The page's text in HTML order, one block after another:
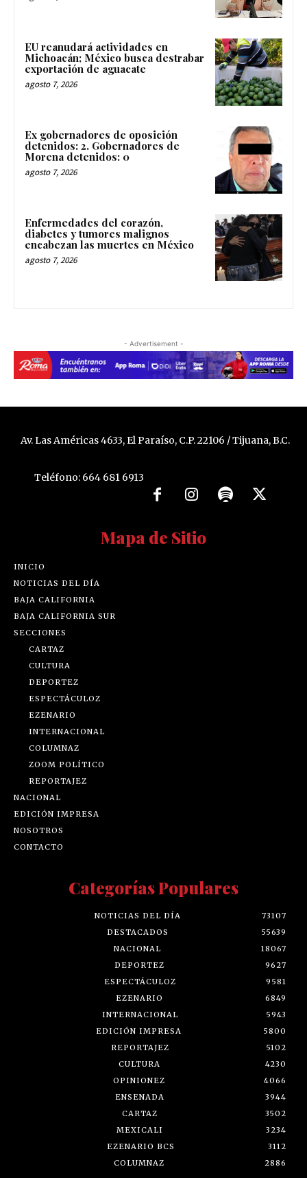
EU reanudará actividades en
Michoacán; México busca destrabar
exportación de aguacate
agosto 7, 2026
Ex gobernadores de oposición
detenidos: 2. Gobernadores de
Morena detenidos: 0
agosto 7, 2026
Enfermedades del corazón,
diabetes y tumores malignos
encabezan las muertes en México
agosto 7, 2026
- Advertisement -
Av. Las Américas 4633, El Paraíso, C.P. 22106 / Tijuana, B.C.
Teléfono: 664 681 6913
Mapa de Sitio
INICIO
NOTICIAS DEL DÍA
BAJA CALIFORNIA
BAJA CALIFORNIA SUR
SECCIONES
CARTAZ
CULTURA
DEPORTEZ
ESPECTÁCULOZ
EZENARIO
INTERNACIONAL
COLUMNAZ
ZOOM POLÍTICO
REPORTAJEZ
NACIONAL
EDICIÓN IMPRESA
NOSOTROS
CONTACTO
Categorías Populares
NOTICIAS DEL DÍA
73107
DESTACADOS
55639
NACIONAL
18067
DEPORTEZ
9627
ESPECTÁCULOZ
9581
EZENARIO
6849
INTERNACIONAL
5943
EDICIÓN IMPRESA
5800
REPORTAJEZ
5102
CULTURA
4230
OPINIONEZ
4066
ENSENADA
3944
CARTAZ
3502
MEXICALI
3234
EZENARIO BCS
3112
COLUMNAZ
2886